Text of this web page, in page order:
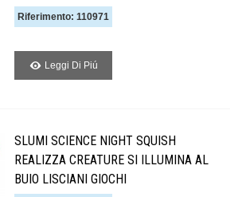
Riferimento: 110971
Leggi Di Piú
SLUMI SCIENCE NIGHT SQUISH
REALIZZA CREATURE SI ILLUMINA AL
BUIO LISCIANI GIOCHI